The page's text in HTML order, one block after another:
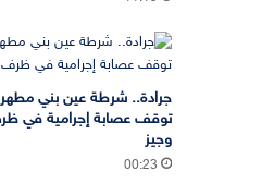
جرادة.. شرطة عين بني مطهر
توقف عصابة إجرامية في
وجيز
00:23